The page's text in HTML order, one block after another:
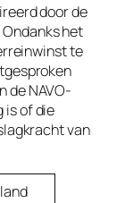
door de
het
te
de NAVO-
is of die
van